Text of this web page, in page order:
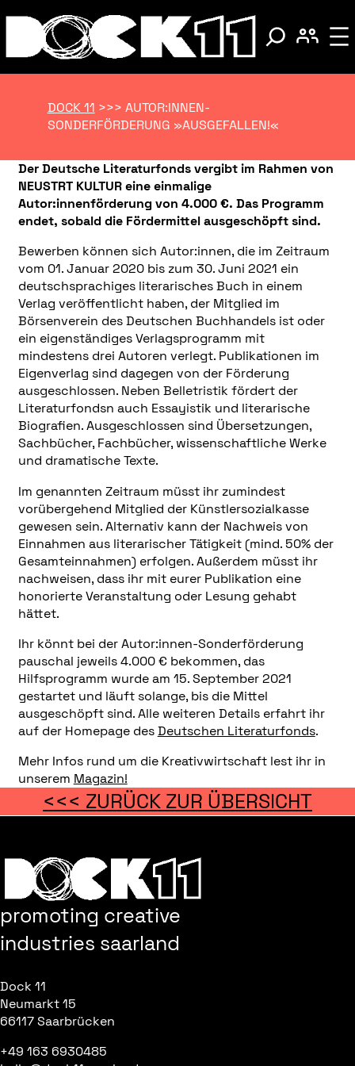
DOCK 11 >>> AUTOR:INNEN-
SONDERFÖRDERUNG »AUSGEFALLEN!«
Der Deutsche Literaturfonds vergibt im Rahmen von
NEUSTRT KULTUR eine einmalige
Autor:innenförderung von 4.000 €. Das Programm
endet, sobald die Fördermittel ausgeschöpft sind.
Bewerben können sich Autor:innen, die im Zeitraum
vom 01. Januar 2020 bis zum 30. Juni 2021 ein
deutschsprachiges literarisches Buch in einem
Verlag veröffentlicht haben, der Mitglied im
Börsenverein des Deutschen Buchhandels ist oder
ein eigenständiges Verlagsprogramm mit
mindestens drei Autoren verlegt. Publikationen im
Eigenverlag sind dagegen von der Förderung
ausgeschlossen. Neben Belletristik fördert der
Literaturfondsn auch Essayistik und literarische
Biografien. Ausgeschlossen sind Übersetzungen,
Sachbücher, Fachbücher, wissenschaftliche Werke
und dramatische Texte.
Im genannten Zeitraum müsst ihr zumindest
vorübergehend Mitglied der Künstlersozialkasse
gewesen sein. Alternativ kann der Nachweis von
Einnahmen aus literarischer Tätigkeit (mind. 50% der
Gesamteinnahmen) erfolgen. Außerdem müsst ihr
nachweisen, dass ihr mit eurer Publikation eine
honorierte Veranstaltung oder Lesung gehabt
hättet.
Ihr könnt bei der Autor:innen-Sonderförderung
pauschal jeweils 4.000 € bekommen, das
Hilfsprogramm wurde am 15. September 2021
gestartet und läuft solange, bis die Mittel
ausgeschöpft sind. Alle weiteren Details erfahrt ihr
auf der Homepage desDeutschen Literaturfonds.
Mehr Infos rund um die Kreativwirtschaft lest ihr in
unserem Magazin!
<<< ZURÜCK ZUR ÜBERSICHT
promoting creative
industries saarland
Dock 11
Neumarkt 15
66117 Saarbrücken
+49 163 6930485